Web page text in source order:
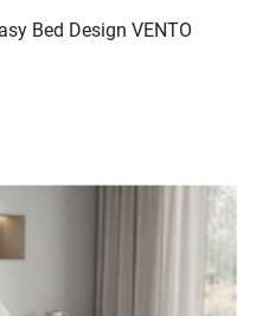
Bed Design VENTO